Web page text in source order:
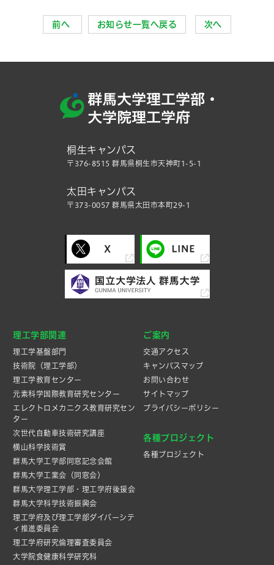
前へ お知らせ一覧へ戻る 次へ
桐生キャンパス
〒376-8515 群馬県桐生市天神町1-5-1
太田キャンパス
〒373-0057 群馬県太田市本町29-1
理工学部関連
理工学基盤部門
技術院（理工学部）
理工学教育センター
元素科学国際教育研究センター
エレクトロメカニクス教育研究セン
ター
次世代自動車技術研究講座
横山科学技術賞
群馬大学工学部同窓記念会館
群馬大学工業会（同窓会）
群馬大学理工学部・理工学府後援会
群馬大学科学技術振興会
理工学府及び理工学部ダイバーシテ
ィ推進委員会
理工学府研究倫理審査委員会
大学院食健康科学研究科
ご案内
交通アクセス
キャンパスマップ
お問い合わせ
サイトマップ
プライバシーポリシー
各種プロジェクト
各種プロジェクト